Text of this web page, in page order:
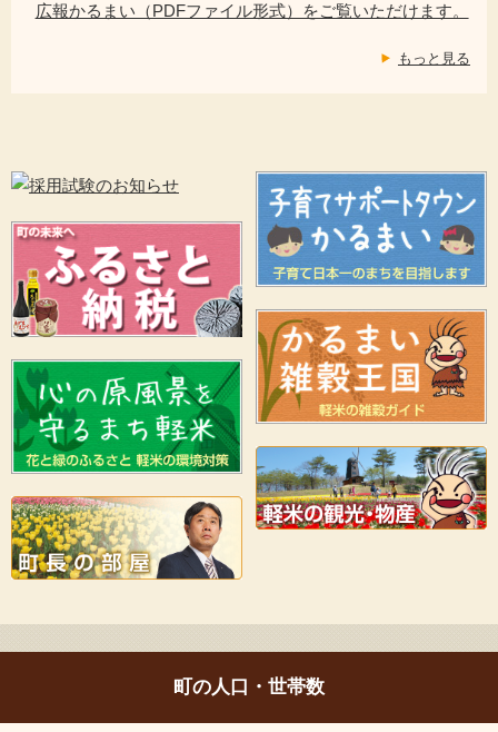
広報かるまい（PDFファイル形式）をご覧いただけます。
もっと見る
町の人口・世帯数